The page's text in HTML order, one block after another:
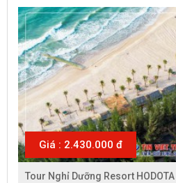
Giá : 2.430.000 đ
Tour Nghỉ Dưỡng Resort